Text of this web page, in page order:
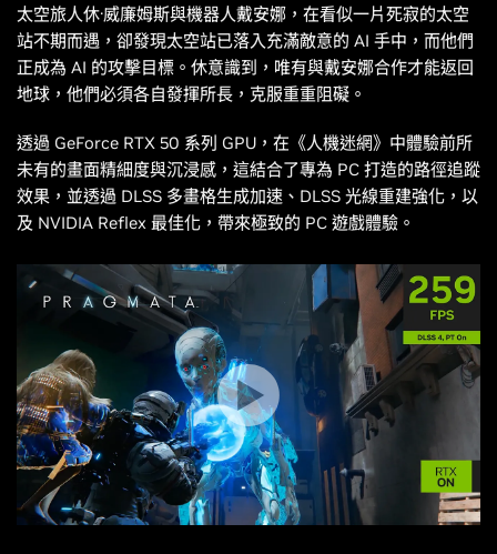
太空旅人休·威廉姆斯與機器人戴安娜，在看似一片死寂的太空
站不期而遇，卻發現太空站已落入充滿敵意的 AI 手中，而他們
正成為 AI 的攻擊目標。休意識到，唯有與戴安娜合作才能返回
地球，他們必須各自發揮所長，克服重重阻礙。
透過 GeForce RTX 50 系列 GPU，在《人機迷網》中體驗前所
未有的畫面精細度與沉浸感，這結合了專為 PC 打造的路徑追蹤
效果，並透過 DLSS 多畫格生成加速、DLSS 光線重建強化，以
及 NVIDIA Reflex 最佳化，帶來極致的 PC 遊戲體驗。